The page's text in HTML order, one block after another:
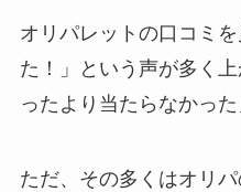
オリパレットの口コミ
た！」という声が多く
ったより当たらなかっ
ただ、その多くはオリ